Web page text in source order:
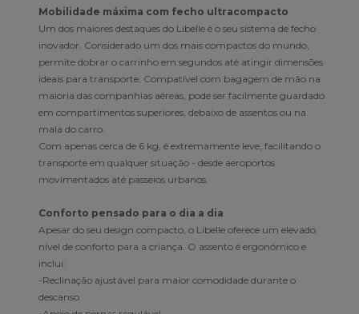
Mobilidade máxima com fecho ultracompacto
Um dos maiores destaques do Libelle é o seu sistema de fecho
inovador. Considerado um dos mais compactos do mundo,
permite dobrar o carrinho em segundos até atingir dimensões
ideais para transporte. Compatível com bagagem de mão na
maioria das companhias aéreas, pode ser facilmente guardado
em compartimentos superiores, debaixo de assentos ou na
mala do carro.
Com apenas cerca de 6 kg, é extremamente leve, facilitando o
transporte em qualquer situação - desde aeroportos
movimentados até passeios urbanos.
Conforto pensado para o dia a dia
Apesar do seu design compacto, o Libelle oferece um elevado
nível de conforto para a criança. O assento é ergonómico e
inclui:
-Reclinação ajustável para maior comodidade durante o
descanso